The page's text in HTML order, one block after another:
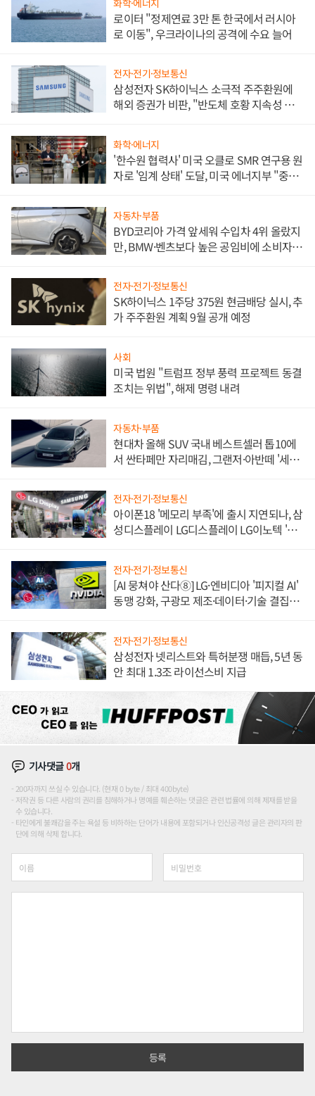
로이터 "정제연료 3만 톤 한국에서 러시아
로 이동", 우크라이나의 공격에 수요 늘어
전자·전기·정보통신
삼성전자 SK하이닉스 소극적 주주환원에
해외 증권가 비판, "반도체 호황 지속성 의
화학·에너지
'한수원 협력사' 미국 오클로 SMR 연구용 원
자로 '임계 상태' 도달, 미국 에너지부 "중요
자동차·부품
BYD코리아 가격 앞세워 수입차 4위 올랐지
만, BMW·벤츠보다 높은 공임비에 소비자
전자·전기·정보통신
SK하이닉스 1주당 375원 현금배당 실시, 추
가 주주환원 계획 9월 공개 예정
사회
미국 법원 "트럼프 정부 풍력 프로젝트 동결
조치는 위법", 해제 명령 내려
자동차·부품
현대차 올해 SUV 국내 베스트셀러 톱10에
서 싼타페만 자리매김, 그랜저·아반떼 '세단
전자·전기·정보통신
아이폰18 '메모리 부족'에 출시 지연되나, 삼
성디스플레이 LG디스플레이 LG이노텍 '탈
전자·전기·정보통신
[AI 뭉쳐야 산다⑧] LG·엔비디아 '피지컬 AI'
동맹 강화, 구광모 제조·데이터·기술 결집
전자·전기·정보통신
삼성전자 넷리스트와 특허분쟁 매듭, 5년 동
안 최대 1.3조 라이선스비 지급
기사댓글0개
200자까지 쓰실 수 있습니다. (현재 0 byte / 최대 400byte)
저작권 등 다른 사람의 권리를 침해하거나 명예를 훼손하는 댓글은 관련 법률에 의해 제재를 받을
수 있습니다.
타인에게 불쾌감을 주는 욕설 등 비하하는 단어가 내용에 포함되거나 인신공격성 글은 관리자의 판
단에 의해 삭제 합니다.